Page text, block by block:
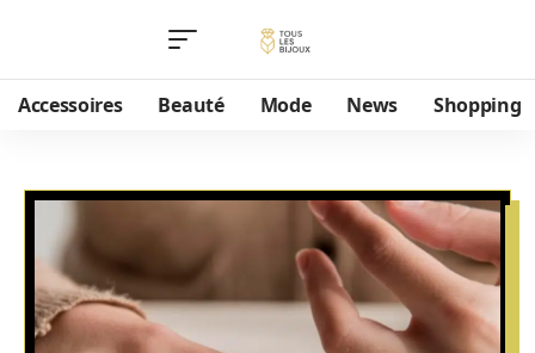
Accessoires Beauté Mode News Shopping